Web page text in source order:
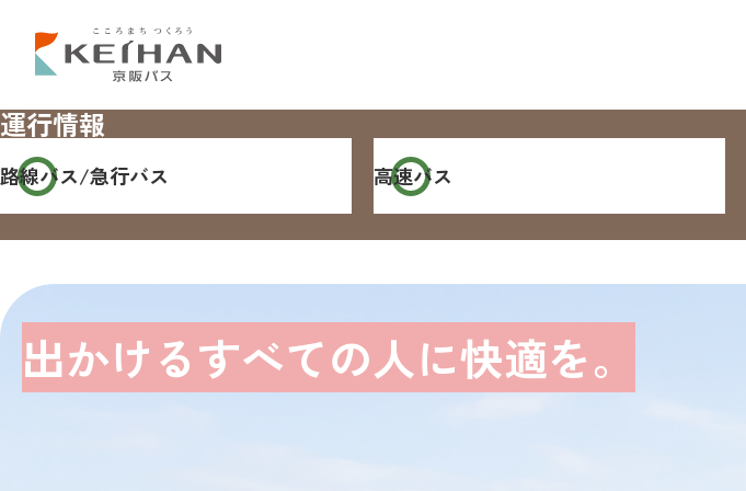
運行情報
路線バス/急行バス 高速バス
出かけるすべての人に快適を。